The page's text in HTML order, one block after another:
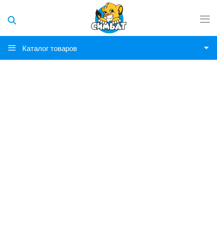
Каталог товаров